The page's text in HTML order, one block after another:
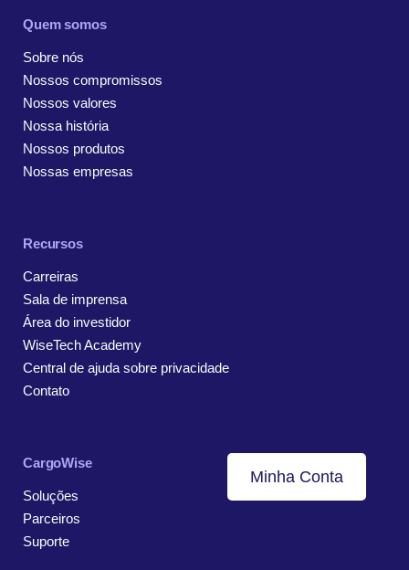
Quem somos
Sobre nós
Nossos compromissos
Nossos valores
Nossa história
Nossos produtos
Nossas empresas
Recursos
Carreiras
Sala de imprensa
Área do investidor
WiseTech Academy
Central de ajuda sobre privacidade
Contato
CargoWise
Soluções
Parceiros
Suporte
Minha Conta